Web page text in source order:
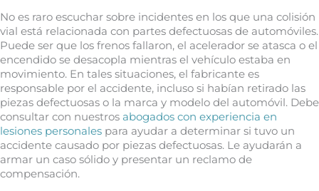
No es raro escuchar sobre incidentes en los que una colisión
vial está relacionada con partes defectuosas de automóviles.
Puede ser que los frenos fallaron, el acelerador se atasca o el
encendido se desacopla mientras el vehículo estaba en
movimiento. En tales situaciones, el fabricante es
responsable por el accidente, incluso si habían retirado las
piezas defectuosas o la marca y modelo del automóvil. Debe
consultar con nuestros abogados con experiencia en
lesiones personales para ayudar a determinar si tuvo un
accidente causado por piezas defectuosas. Le ayudarán a
armar un caso sólido y presentar un reclamo de
compensación.